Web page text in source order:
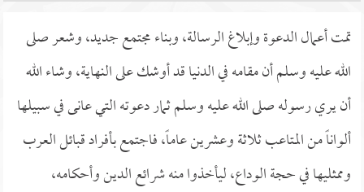
تمت أعمال الدعوة وإبلاغ الرسالة، وبناء مجتمع جديد، وشعر صلى
الله عليه وسلم أن مقامه في الدنيا قد أوشك على النهاية، وشاء الله
أن يري رسوله صلى الله عليه وسلم ثمار دعوته التي عانى في سبيلها
ألواناً من المتاعب ثلاثة وعشرين عاماً، فاجتمع بأفراد قبائل العرب
وممثليها في حجة الوداع، ليأخذوا منه شرائع الدين وأحكامه،